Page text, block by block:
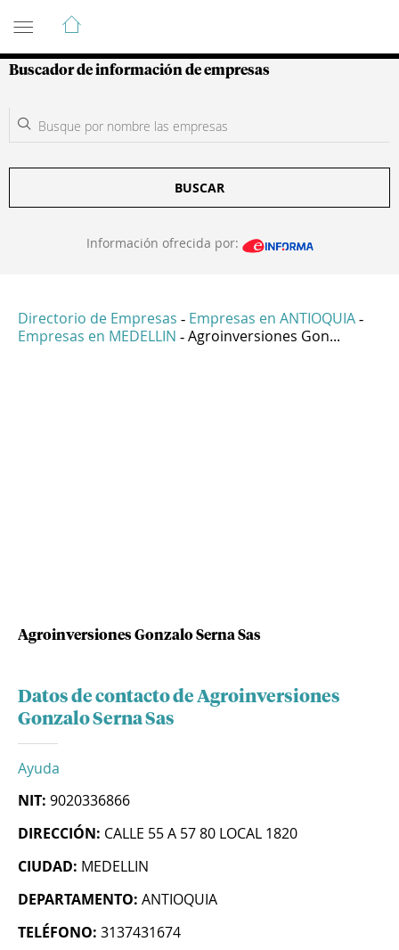
Guía de Empresas Colombianas
Buscador de información de empresas
BUSCAR
Información ofrecida por:
Directorio de Empresas - Empresas en ANTIOQUIA -
Empresas en MEDELLIN - Agroinversiones Gon...
Agroinversiones Gonzalo Serna Sas
Datos de contacto de Agroinversiones
Gonzalo Serna Sas
Ayuda
NIT: 9020336866
DIRECCIÓN: CALLE 55 A 57 80 LOCAL 1820
CIUDAD: MEDELLIN
DEPARTAMENTO: ANTIOQUIA
TELÉFONO: 3137431674